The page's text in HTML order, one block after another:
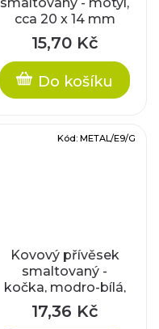
cca 20 x 14 mm
15,70 Kč
Do košíku
Kovový přívěsek
smaltovaný -
kočka, modro-bílá,
cca 30 x 15 mm
17,36 Kč
Kód: METAL/E9/G